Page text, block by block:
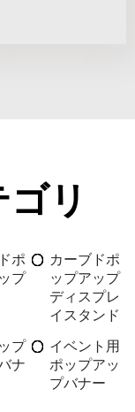
リ
ポ
プ
カーブドポ
ップアップ
ディスプレ
イスタンド
プ
ナ
イベント用
ポップアッ
プバナー